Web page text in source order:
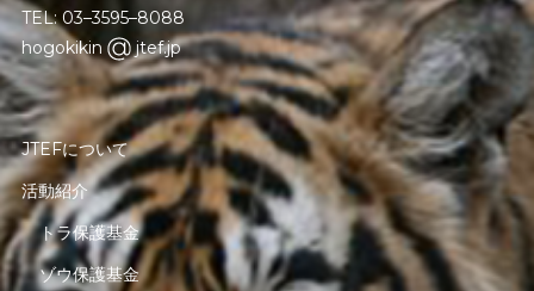
TEL: 03–3595–8088
hogokikin
jtef.jp
JTEFについて
活動紹介
トラ保護基金
ゾウ保護基金